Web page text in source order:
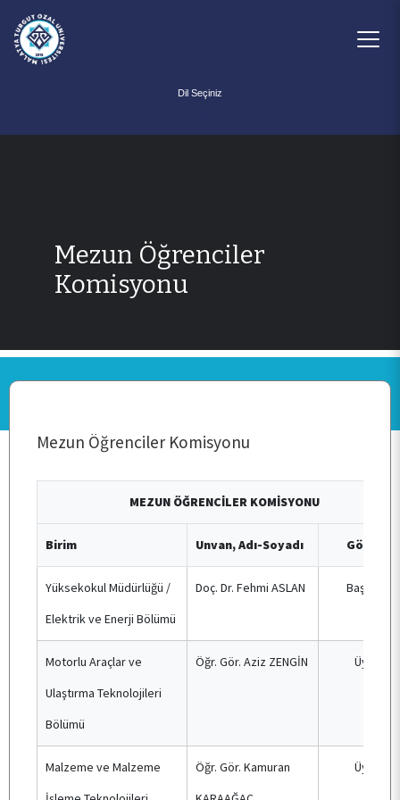
ANA SAYFA
KURUMSAL
ÖĞRENCİ
KALİTE
Mezun Öğrenciler
Komisyonu
Mezun Öğrenciler Komisyonu
MEZUN ÖĞRENCİLER KOMİSYONU
Birim Unvan, Adı-Soyadı Görev
Yüksekokul Müdürlüğü /
Elektrik ve Enerji Bölümü
Doç. Dr. Fehmi ASLAN Başkan
Motorlu Araçlar ve
Ulaştırma Teknolojileri
Bölümü
Öğr. Gör. Aziz ZENGİN Üye
Malzeme ve Malzeme
Öğr. Gör. Kamuran
Üye